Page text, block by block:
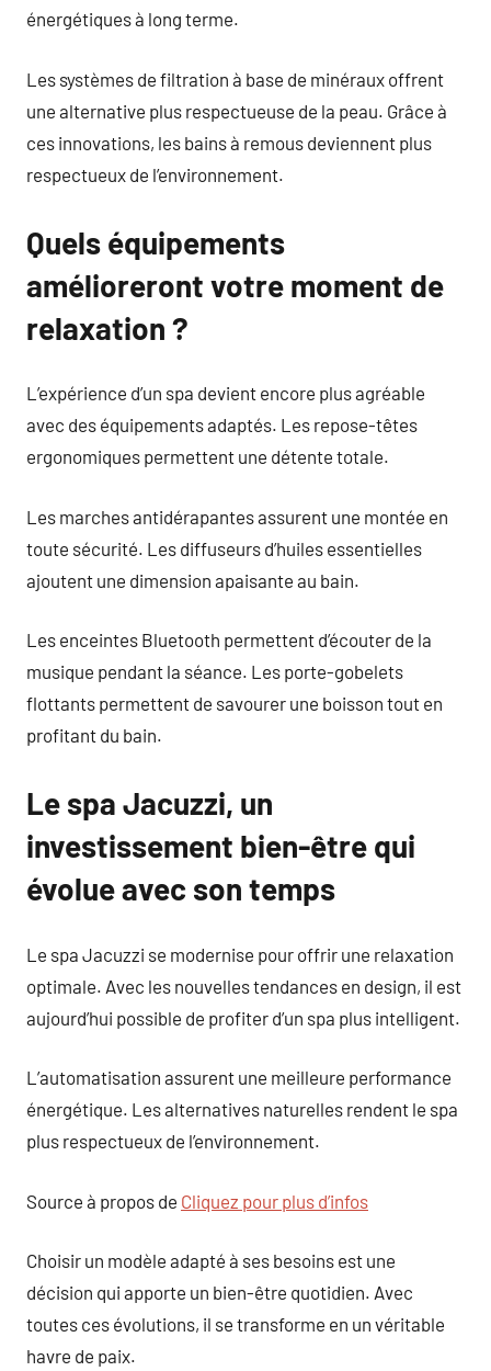
énergétiques à long terme.
Les systèmes de filtration à base de minéraux offrent
une alternative plus respectueuse de la peau. Grâce à
ces innovations, les bains à remous deviennent plus
respectueux de l’environnement.
Quels équipements
amélioreront votre moment de
relaxation ?
L’expérience d’un spa devient encore plus agréable
avec des équipements adaptés. Les repose-têtes
ergonomiques permettent une détente totale.
Les marches antidérapantes assurent une montée en
toute sécurité. Les diffuseurs d’huiles essentielles
ajoutent une dimension apaisante au bain.
Les enceintes Bluetooth permettent d’écouter de la
musique pendant la séance. Les porte-gobelets
flottants permettent de savourer une boisson tout en
profitant du bain.
Le spa Jacuzzi, un
investissement bien-être qui
évolue avec son temps
Le spa Jacuzzi se modernise pour offrir une relaxation
optimale. Avec les nouvelles tendances en design, il est
aujourd’hui possible de profiter d’un spa plus intelligent.
L’automatisation assurent une meilleure performance
énergétique. Les alternatives naturelles rendent le spa
plus respectueux de l’environnement.
Source à propos de Cliquez pour plus d’infos
Choisir un modèle adapté à ses besoins est une
décision qui apporte un bien-être quotidien. Avec
toutes ces évolutions, il se transforme en un véritable
havre de paix.